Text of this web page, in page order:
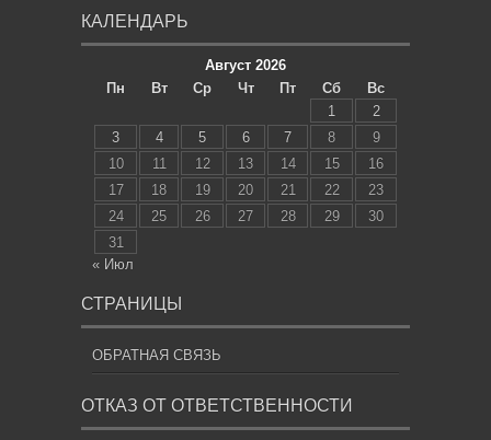
КАЛЕНДАРЬ
Август 2026
Пн
Вт Ср Чт Пт Сб
Вс
1
2
3
4 5 6 7 8
9
10
11 12 13 14 15
16
17
18 19 20 21 22
23
24
25 26 27 28 29
30
31
« Июл
СТРАНИЦЫ
ОБРАТНАЯ СВЯЗЬ
ОТКАЗ ОТ ОТВЕТСТВЕННОСТИ